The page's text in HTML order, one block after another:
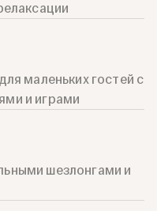
маленьких гостей с
и играми
шезлонгами и